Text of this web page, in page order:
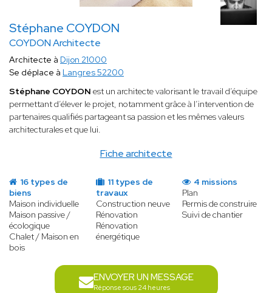
Stéphane COYDON
COYDON Architecte
Fiche architecte
Architecte à Dijon 21000
Se déplace à Langres 52200
Stéphane COYDON est un architecte valorisant le travail d’équipe
permettant d’élever le projet, notamment grâce à l’intervention de
partenaires qualifiés partageant sa passion et les mêmes valeurs
architecturales et que lui.
16 types de
biens
Maison individuelle
Maison passive /
écologique
Chalet / Maison en
bois
11 types de
travaux
Construction neuve
Rénovation
Rénovation
énergétique
4 missions
Plan
Permis de construire
Suivi de chantier
ENVOYER UN MESSAGE
Réponse sous 24 heures